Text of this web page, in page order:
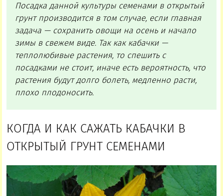
Посадка данной культуры семенами в открытый
грунт производится в том случае, если главная
задача — сохранить овощи на осень и начало
зимы в свежем виде. Так как кабачки —
теплолюбивые растения, то спешить с
посадками не стоит, иначе есть вероятность, что
растения будут долго болеть, медленно расти,
плохо плодоносить.
КОГДА И КАК САЖАТЬ КАБАЧКИ В
ОТКРЫТЫЙ ГРУНТ СЕМЕНАМИ